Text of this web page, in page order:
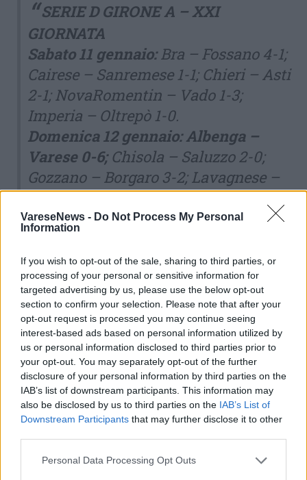
VareseNews - Do Not Process My Personal
Information
If you wish to opt-out of the sale, sharing to third parties, or
processing of your personal or sensitive information for
targeted advertising by us, please use the below opt-out
section to confirm your selection. Please note that after your
opt-out request is processed you may continue seeing
interest-based ads based on personal information utilized by
us or personal information disclosed to third parties prior to
your opt-out. You may separately opt-out of the further
disclosure of your personal information by third parties on the
IAB’s list of downstream participants. This information may
also be disclosed by us to third parties on the IAB’s List of
Downstream Participants that may further disclose it to other
Personal Data Processing Opt Outs
SERIE D GIRONE A – XXI
GIORNATA
Sabato 11 gennaio:Bra – Fossano 4-1;
Cairese – Sanremese 1-1; Chieri – Asti
2-1; NovaRomentin – Vado 1-3;
Imperia – Oltrepò 1-0.
Domenica 12 gennaio: Albenga –
Varese 0-6;Chisola – Saluzzo 2-0;
Gozzano – Borgaro 3-2; Lavagnese –
Derthona 0-3; Vogherese – Ligorna 1-
1.
44;Varese42; NovaRomentin 39;
Chisola 37; Ligorna 34; Gozzano 33;
Lavagnese 30; Saluzzo 29; Asti,
Imperia 28; Sanremese 27; Oltrepò,
Derthona 25; Vogherese 23; Cairese 21;
Albenga (-1) 19; Borgaro 14; Fossano,
Chieri 13.